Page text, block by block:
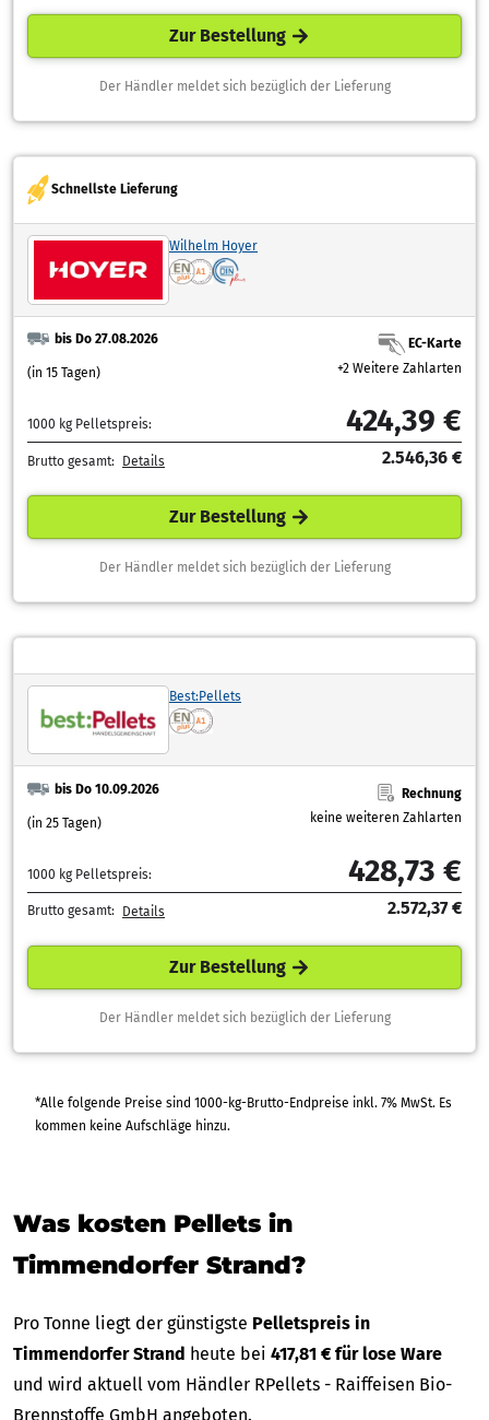
Zur Bestellung
Der Händler meldet sich bezüglich der Lieferung
Schnellste Lieferung
Wilhelm Hoyer
bis Do 27.08.2026
(in 15 Tagen)
EC-Karte
+2 Weitere Zahlarten
1000 kg Pelletspreis: 424,39 €
Brutto gesamt: Details 2.546,36 €
Zur Bestellung
Der Händler meldet sich bezüglich der Lieferung
Best:Pellets
bis Do 10.09.2026
(in 25 Tagen)
Rechnung
keine weiteren Zahlarten
1000 kg Pelletspreis: 428,73 €
Brutto gesamt: Details 2.572,37 €
Zur Bestellung
Der Händler meldet sich bezüglich der Lieferung
*Alle folgende Preise sind 1000-kg-Brutto-Endpreise inkl. 7% MwSt. Es
kommen keine Aufschläge hinzu.
Was kosten Pellets in
Timmendorfer Strand?
Pro Tonne liegt der günstigste Pelletspreis in
Timmendorfer Strand heute bei 417,81 € für lose Ware
und wird aktuell vom Händler RPellets - Raiffeisen Bio-
Brennstoffe GmbH angeboten.